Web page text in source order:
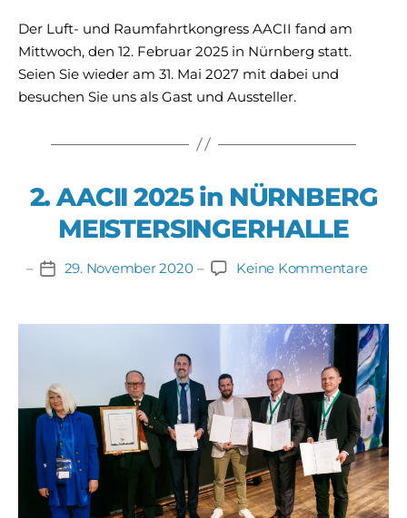
Der Luft- und Raumfahrtkongress AACII fand am
Mittwoch, den 12. Februar 2025 in Nürnberg statt.
Seien Sie wieder am 31. Mai 2027 mit dabei und
besuchen Sie uns als Gast und Aussteller.
2. AACII 2025 in NÜRNBERG
MEISTERSINGERHALLE
Beitragsdatum
29. November 2020 Keine Kommentarezu
2025
in